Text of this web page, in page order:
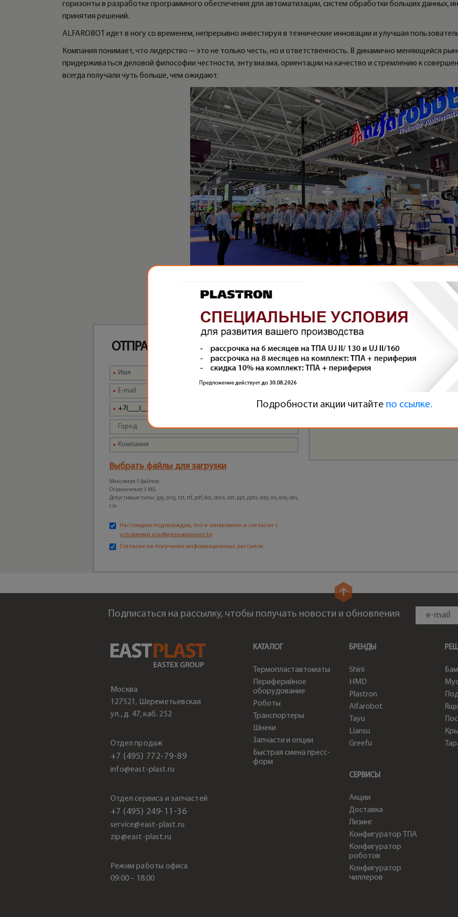
горизонты в разработке программного обеспечения для автоматизации, систем обработки больших данных,
принятия решений.
ALFAROBOT идет в ногу со временем, непрерывно инвестируя в технические инновации и улучшая
Компания понимает, что лидерство ─ это не только честь, но и ответственность. В динамично меняющейся
придерживаться деловой философии честности, энтузиазма, ориентации на качество и стремлению к
всегда получали чуть больше, чем ожидают.
ОТПРАВЬТЕ ЗАПРОС
Выбрать файлы для загрузки
Максимум 5 файлов.
Ограничение 5 МБ.
Допустимые типы: jpg, png, txt, rtf, pdf, doc, docx, odt, ppt, pptx, odp, xls, xlsx, ods,
csv.
Настоящим подтверждаю, что я ознакомлен и согласен с
условиями конфиденциальности.
Согласие на получение информационных рассылок.
Подписаться на рассылку, чтобы получать новости и обновления
Москва
127521, Шереметьевская
ул., д. 47, каб. 252
Отдел продаж
+7 (495) 772-79-89
info@east-plast.ru
Отдел сервиса и запчастей
+7 (495) 249-11-36
service@east-plast.ru
zip@east-plast.ru
Режим работы офиса
09:00 – 18:00
КАТАЛОГ
Термопластавтоматы
Периферийное
оборудование
Роботы
Транспортеры
Шнеки
Запчасти и опции
Быстрая смена пресс-
форм
БРЕНДЫ
Shini
HMD
Plastron
Alfarobot
Tayu
Liansu
Greefu
СЕРВИСЫ
Акции
Доставка
Лизинг
Конфигуратор ТПА
Конфигуратор
роботов
Конфигуратор
чиллеров
Подробности акции читайте по ссылке.